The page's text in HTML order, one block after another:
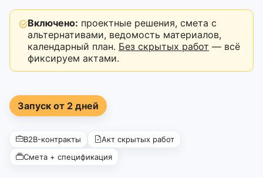
Включено: проектные решения, смета с
альтернативами, ведомость материалов,
календарный план. Без скрытых работ — всё
фиксируем актами.
Запуск от 2 дней
B2B-контракты
Акт скрытых работ
Смета + спецификация